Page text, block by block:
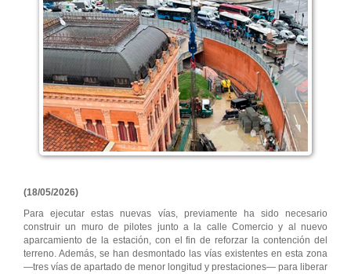
(18/05/2026)
Para ejecutar estas nuevas vías, previamente ha sido necesario
construir un muro de pilotes junto a la calle Comercio y al nuevo
aparcamiento de la estación, con el fin de reforzar la contención del
terreno. Además, se han desmontado las vías existentes en esta zona
—tres vías de apartado de menor longitud y prestaciones— para liberar